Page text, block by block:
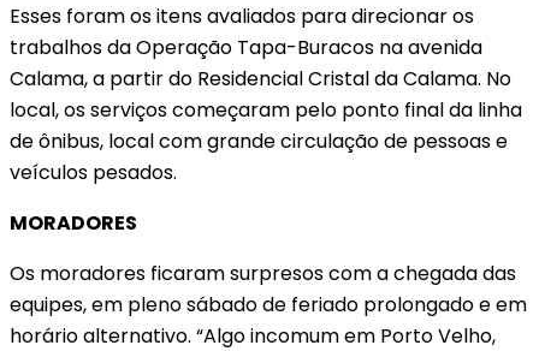
Esses foram os itens avaliados para direcionar os
trabalhos da Operação Tapa-Buracos na avenida
Calama, a partir do Residencial Cristal da Calama. No
local, os serviços começaram pelo ponto final da linha
de ônibus, local com grande circulação de pessoas e
veículos pesados.
MORADORES
Os moradores ficaram surpresos com a chegada das
equipes, em pleno sábado de feriado prolongado e em
horário alternativo. “Algo incomum em Porto Velho,